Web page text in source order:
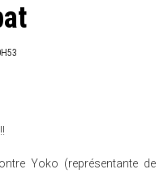
Yoko (représentante de